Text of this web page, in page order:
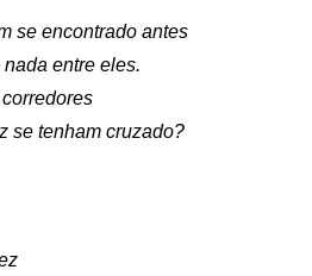
se encontrado antes
entre eles.
se tenham cruzado?